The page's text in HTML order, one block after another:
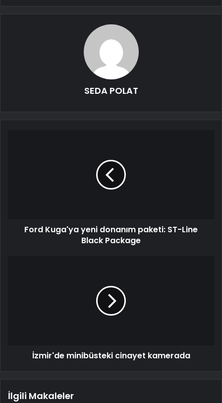
SEDA POLAT
Ford Kuga'ya yeni donanım paketi: ST-Line
Black Package
İzmir'de minibüsteki cinayet kamerada
İlgili Makaleler